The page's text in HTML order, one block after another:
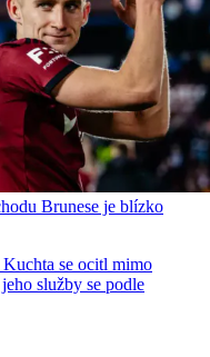
Brunese je blízko
Kuchta se ocitl mimo
služby se podle